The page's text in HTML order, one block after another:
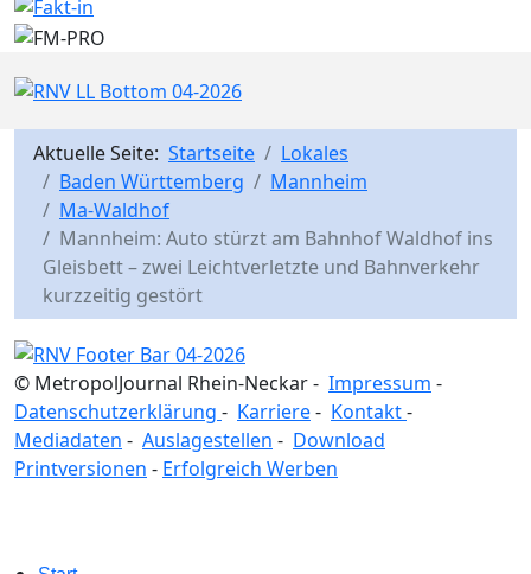
Aktuelle Seite: Startseite
Lokales
Baden Württemberg
Mannheim
Ma-Waldhof
Mannheim: Auto stürzt am Bahnhof Waldhof ins
Gleisbett – zwei Leichtverletzte und Bahnverkehr
kurzzeitig gestört
© MetropolJournal Rhein-Neckar - Impressum -
Datenschutzerklärung - Karriere- Kontakt-
Mediadaten - Auslagestellen - Download
Printversionen - Erfolgreich Werben